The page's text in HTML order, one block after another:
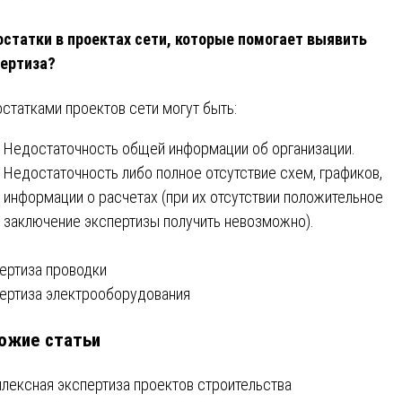
в проектах сети, которые помогает выявить
проектов сети могут быть:
Недостаточность общей информации об организации.
Недостаточность либо полное отсутствие схем, графиков,
информации о расчетах (при их отсутствии положительное
заключение экспертизы получить невозможно).
проводки
электрооборудования
статьи
экспертиза проектов строительства